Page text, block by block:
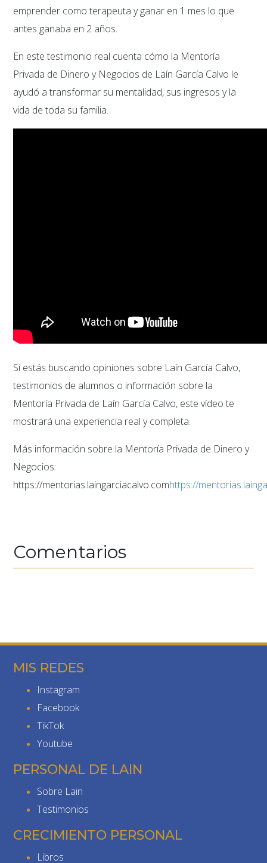
emprender como terapeuta y ganar en 1 mes lo que
antes ganaba en 2 años.
En este testimonio real cuenta cómo la Mentoría
Privada de Dinero y Negocios de Laín García Calvo le
ayudó a transformar su mentalidad, sus ingresos y la
vida de toda su familia.
Si estás buscando opiniones sobre Laín García Calvo,
testimonios de alumnos o información sobre la
Mentoría Privada de Laín García Calvo, este vídeo te
mostrará una experiencia real y completa.
Más información sobre la Mentoría Privada de Dinero y
Negocios:
https://mentorias.laingarciacalvo.comhttps://
Comentarios
MIS REDES
Instagram
Facebook
TikTok
Youtube
PERSONAL DE LAIN
Sobre Lain
Testimonios
CRECIMIENTO PERSONAL
Libros